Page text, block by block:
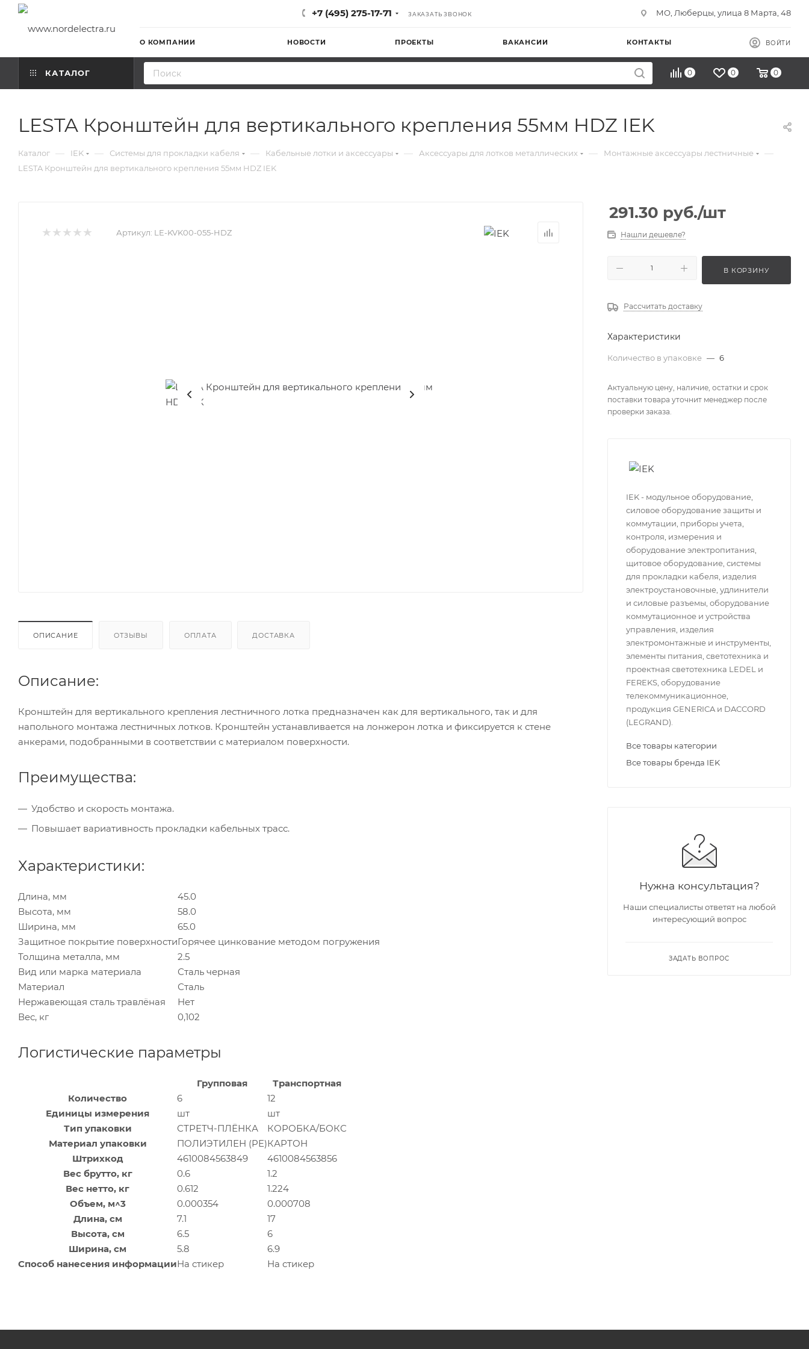
+7 (495) 275-17-71 ЗАКАЗАТЬ ЗВОНОК МО, Люберцы, улица 8 Марта, 48
О КОМПАНИИ НОВОСТИ ПРОЕКТЫ ВАКАНСИИ КОНТАКТЫ ВОЙТИ
КАТАЛОГ 0 0 0
LESTA Кронштейн для вертикального крепления 55мм HDZ IEK
Каталог — IEK — Системы для прокладки кабеля — Кабельные лотки и аксессуары — Аксессуары для лотков металлических — Монтажные аксессуары лестничные —
LESTA Кронштейн для вертикального крепления 55мм HDZ IEK
Артикул: LE-KVK00-055-HDZ
ОПИСАНИЕ ОТЗЫВЫ ОПЛАТА ДОСТАВКА
Описание:
Кронштейн для вертикального крепления лестничного лотка предназначен как для вертикального, так и для
напольного монтажа лестничных лотков. Кронштейн устанавливается на лонжерон лотка и фиксируется к стене
анкерами, подобранными в соответствии с материалом поверхности.
Преимущества:
Удобство и скорость монтажа.
Повышает вариативность прокладки кабельных трасс.
Характеристики:
Длина, мм
45.0
Высота, мм
58.0
Ширина, мм
65.0
Защитное покрытие поверхностиГорячее цинкование методом погружения
Толщина металла, мм
2.5
Вид или марка материала
Сталь черная
Материал
Сталь
Нержавеющая сталь травлёная
Нет
Вес, кг
0,102
Логистические параметры
Групповая
Транспортная
Количество
6
12
Единицы измерения
шт
шт
Тип упаковки
СТРЕТЧ-ПЛЁНКА
КОРОБКА/БОКС
Материал упаковки
ПОЛИЭТИЛЕН (PE)КАРТОН
Штрихкод
4610084563849
4610084563856
Вес брутто, кг
0.6
1.2
Вес нетто, кг
0.612
1.224
Объем, м^3
0.000354
0.000708
Длина, см
7.1
17
Высота, см
6.5
6
Ширина, см
5.8
6.9
Способ нанесения информацииНа стикер На стикер
291.30 руб./шт
Нашли дешевле?
В КОРЗИНУ
Рассчитать доставку
Характеристики
Количество в упаковке — 6
Актуальную цену, наличие, остатки и срок
поставки товара уточнит менеджер после
проверки заказа.
IEK - модульное оборудование,
силовое оборудование защиты и
коммутации, приборы учета,
контроля, измерения и
оборудование электропитания,
щитовое оборудование, системы
для прокладки кабеля, изделия
электроустановочные, удлинители
и силовые разъемы, оборудование
коммутационное и устройства
управления, изделия
электромонтажные и инструменты,
элементы питания, светотехника и
проектная светотехника LEDEL и
FEREKS, оборудование
телекоммуникационное,
продукция GENERICA и DACCORD
(LEGRAND).
Все товары категории
Все товары бренда IEK
Нужна консультация?
Наши специалисты ответят на любой
интересующий вопрос
ЗАДАТЬ ВОПРОС